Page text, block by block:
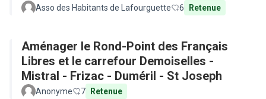
Asso des Habitants de Lafourguette 6 Retenue
Aménager le Rond-Point des Français
Libres et le carrefour Demoiselles -
Mistral - Frizac - Duméril - St Joseph
Anonyme 7 Retenue